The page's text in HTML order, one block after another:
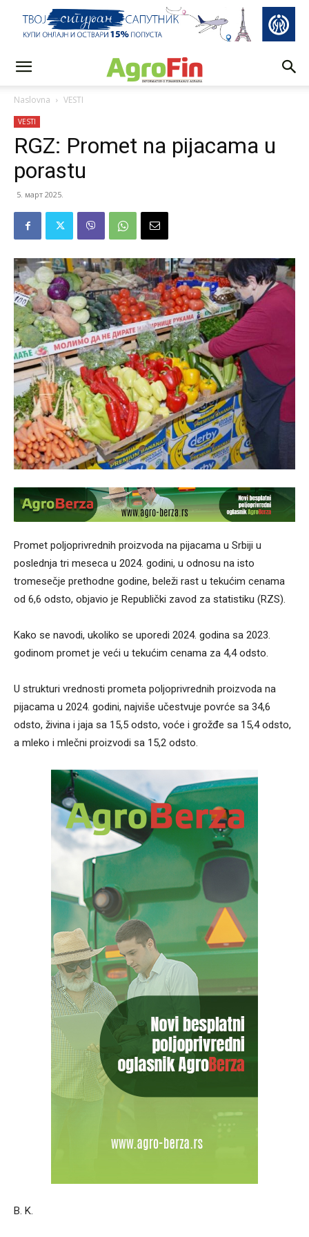
Naslovna VESTI
VESTI
RGZ: Promet na pijacama u
porastu
5. март 2025.
Promet poljoprivrednih proizvoda na pijacama u Srbiji u
poslednja tri meseca u 2024. godini, u odnosu na isto
tromesečje prethodne godine, beleži rast u tekućim cenama
od 6,6 odsto, objavio je Republički zavod za statistiku (RZS).
Kako se navodi, ukoliko se uporedi 2024. godina sa 2023.
godinom promet je veći u tekućim cenama za 4,4 odsto.
U strukturi vrednosti prometa poljoprivrednih proizvoda na
pijacama u 2024. godini, najviše učestvuje povrće sa 34,6
odsto, živina i jaja sa 15,5 odsto, voće i grožđe sa 15,4 odsto,
a mleko i mlečni proizvodi sa 15,2 odsto.
B. K.